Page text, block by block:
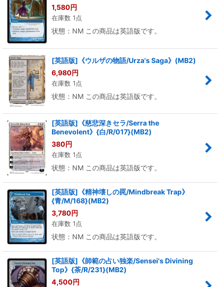
1,580円
在庫数 1点
状態：NM この商品は英語版です。
[英語版]《ウルザの物語/Urza's Saga》(MB2)
6,980円
在庫数 1点
状態：NM この商品は英語版です。
[英語版]《慈悲深きセラ/Serra the
Benevolent》{白/R/017}(MB2)
380円
在庫数 1点
状態：NM この商品は英語版です。
[英語版]《精神壊しの罠/Mindbreak Trap》
{青/M/168}(MB2)
3,780円
在庫数 1点
状態：NM この商品は英語版です。
[英語版]《師範の占い独楽/Sensei's Divining
Top》{茶/R/231}(MB2)
4,500円